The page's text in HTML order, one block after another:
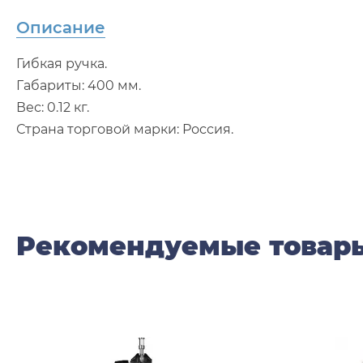
Описание
Гибкая ручка.
Габариты: 400 мм.
Вес: 0.12 кг.
Страна торговой марки: Россия.
Рекомендуемые